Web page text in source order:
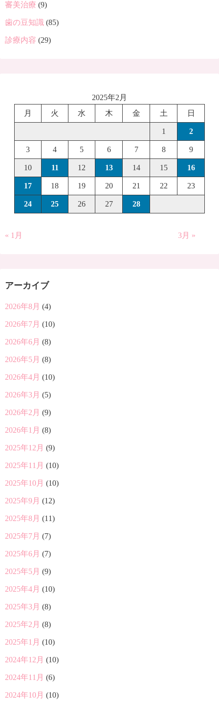
審美治療 (9)
歯の豆知識 (85)
診療内容 (29)
2025年2月
月
火 水 木 金 土 日
1 2
3 4 5 6 7 8 9
10 11 12 13 14 15 16
17 18 19 20 21 22 23
24 25 26 27 28
« 1月 3月 »
アーカイブ
2026年8月 (4)
2026年7月 (10)
2026年6月 (8)
2026年5月 (8)
2026年4月 (10)
2026年3月 (5)
2026年2月 (9)
2026年1月 (8)
2025年12月 (9)
2025年11月 (10)
2025年10月 (10)
2025年9月 (12)
2025年8月 (11)
2025年7月 (7)
2025年6月 (7)
2025年5月 (9)
2025年4月 (10)
2025年3月 (8)
2025年2月 (8)
2025年1月 (10)
2024年12月 (10)
2024年11月 (6)
2024年10月 (10)